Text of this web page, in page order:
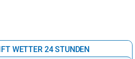
WETTER 24 STUNDEN